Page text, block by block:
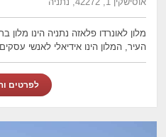
העיר, המלון הינו אידיאלי לאנשי
לפרטים